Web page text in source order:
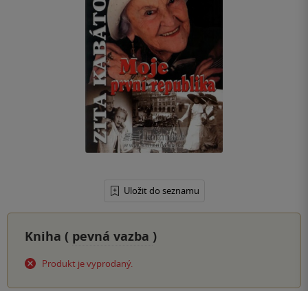
Uložit do seznamu
Kniha ( pevná vazba )
Produkt je vyprodaný.